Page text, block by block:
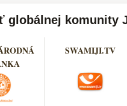
globálnej komunity
SWAMIJI.TV